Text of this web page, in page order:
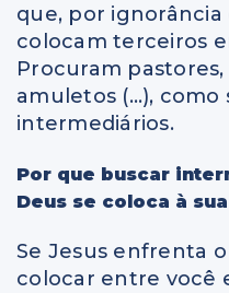
que, por
colocam terceiros
Procuram
amuletos (…), como
intermediários.
Por que buscar
Deus se coloca à
Se Jesus enfrenta
colocar entre você